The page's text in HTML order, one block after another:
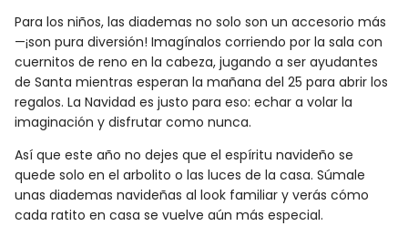
Para los niños, las diademas no solo son un accesorio más
—¡son pura diversión! Imagínalos corriendo por la sala con
cuernitos de reno en la cabeza, jugando a ser ayudantes
de Santa mientras esperan la mañana del 25 para abrir los
regalos. La Navidad es justo para eso: echar a volar la
imaginación y disfrutar como nunca.
Así que este año no dejes que el espíritu navideño se
quede solo en el arbolito o las luces de la casa. Súmale
unas diademas navideñas al look familiar y verás cómo
cada ratito en casa se vuelve aún más especial.